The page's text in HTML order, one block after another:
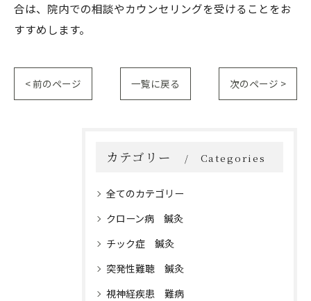
合は、院内での相談やカウンセリングを受けることをお
すすめします。
< 前のページ 一覧に戻る 次のページ >
カテゴリー Categories
全てのカテゴリー
クローン病 鍼灸
チック症 鍼灸
突発性難聴 鍼灸
視神経疾患 難病